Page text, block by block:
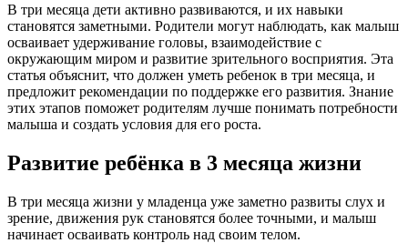
В три месяца дети активно развиваются, и их навыки
становятся заметными. Родители могут наблюдать, как малыш
осваивает удерживание головы, взаимодействие с
окружающим миром и развитие зрительного восприятия. Эта
статья объяснит, что должен уметь ребенок в три месяца, и
предложит рекомендации по поддержке его развития. Знание
этих этапов поможет родителям лучше понимать потребности
малыша и создать условия для его роста.
Развитие ребёнка в 3 месяца жизни
В три месяца жизни у младенца уже заметно развиты слух и
зрение, движения рук становятся более точными, и малыш
начинает осваивать контроль над своим телом.